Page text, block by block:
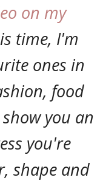
on my
time, I'm
ones in
food
you an
you're
shape and